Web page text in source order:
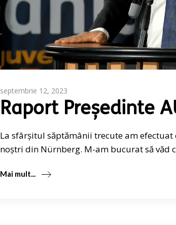
septembrie 12, 2023
Raport Președinte
La sfârșitul săptămânii trecute am
noștri din Nürnberg. M-am bucurat să văd
Mai mult...